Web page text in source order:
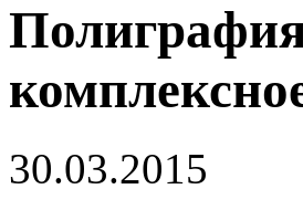
30.03.2015